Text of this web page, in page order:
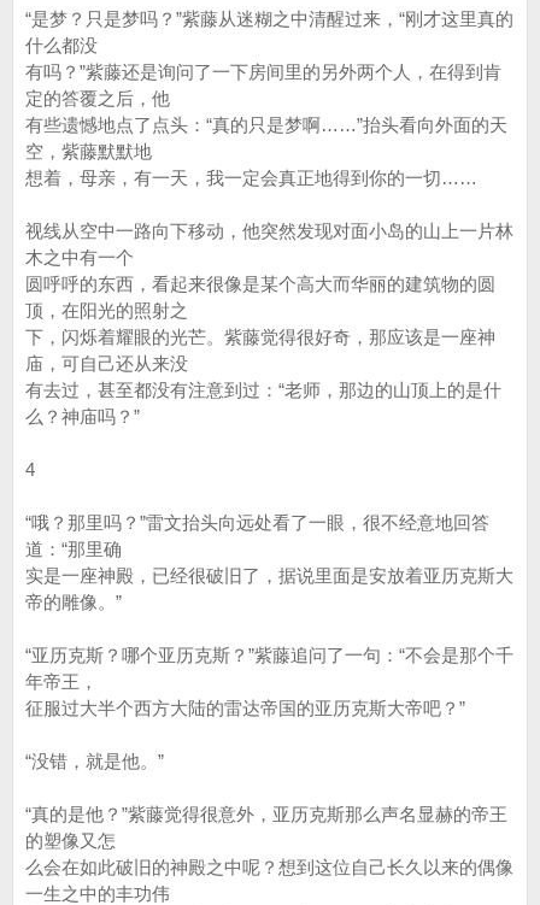
“是梦？只是梦吗？”紫藤从迷糊之中清醒过来，“刚才这里真的
什么都没
有吗？”紫藤还是询问了一下房间里的另外两个人，在得到肯
定的答覆之后，他
有些遗憾地点了点头：“真的只是梦啊……”抬头看向外面的天
空，紫藤默默地
想着，母亲，有一天，我一定会真正地得到你的一切……
视线从空中一路向下移动，他突然发现对面小岛的山上一片林
木之中有一个
圆呼呼的东西，看起来很像是某个高大而华丽的建筑物的圆
顶，在阳光的照射之
下，闪烁着耀眼的光芒。紫藤觉得很好奇，那应该是一座神
庙，可自己还从来没
有去过，甚至都没有注意到过：“老师，那边的山顶上的是什
么？神庙吗？”
4
“哦？那里吗？”雷文抬头向远处看了一眼，很不经意地回答
道：“那里确
实是一座神殿，已经很破旧了，据说里面是安放着亚历克斯大
帝的雕像。”
“亚历克斯？哪个亚历克斯？”紫藤追问了一句：“不会是那个千
年帝王，
征服过大半个西方大陆的雷达帝国的亚历克斯大帝吧？”
“没错，就是他。”
“真的是他？”紫藤觉得很意外，亚历克斯那么声名显赫的帝王
的塑像又怎
么会在如此破旧的神殿之中呢？想到这位自己长久以来的偶像
一生之中的丰功伟